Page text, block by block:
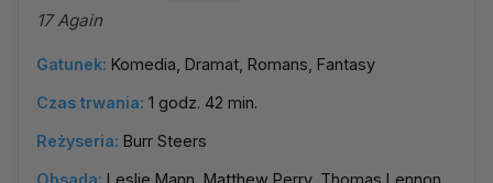
17 Again
Gatunek: Komedia, Dramat, Romans, Fantasy
Czas trwania: 1 godz. 42 min.
Reżyseria: Burr Steers
Obsada: Leslie Mann, Matthew Perry, Thomas Lennon